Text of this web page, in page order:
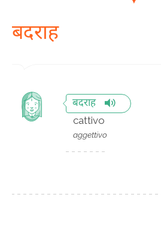
बदराह
बदराह
cattivo
aggettivo